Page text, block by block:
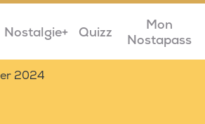
Nostalgie+ Quizz
Mon
Nostapass
2024